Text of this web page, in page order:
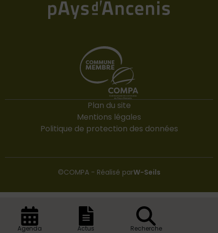
Agenda Actus Recherche
Plan du site
Mentions légales
Politique de protection des données
©COMPA - Réalisé parW-Seils